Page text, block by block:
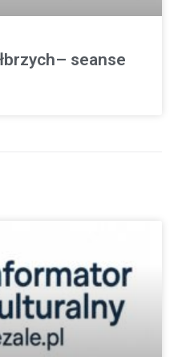
seanse